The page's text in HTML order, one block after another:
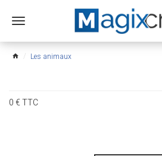
Ouvrir
menu
home Les animaux
0€TTC